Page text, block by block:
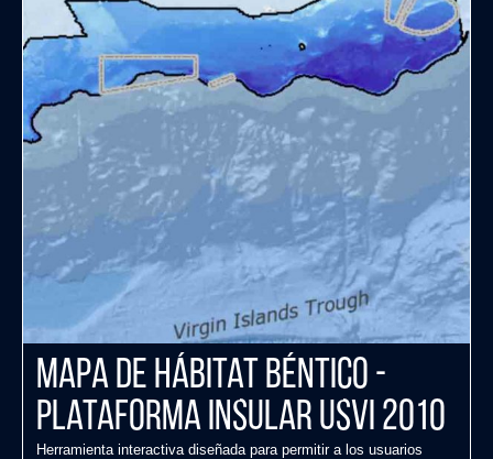
Mapa de Hábitat Béntico -
Plataforma Insular USVI 2010
Herramienta interactiva diseñada para permitir a los usuarios